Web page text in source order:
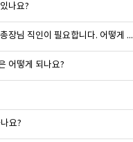
나요?
(공통)교외 장학금을 신청하고 싶은데 추천서 내 총장님 직인이 필요합니다. 어떻게 하나요?
어떻게 되나요?
요?